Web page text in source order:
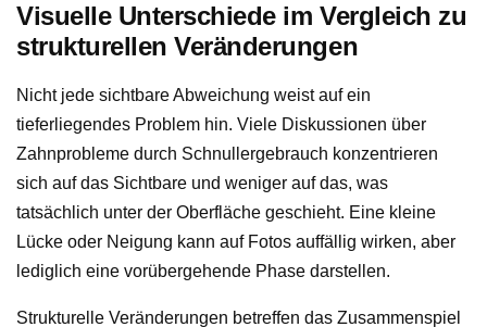
Visuelle Unterschiede im Vergleich zu
strukturellen Veränderungen
Nicht jede sichtbare Abweichung weist auf ein
tieferliegendes Problem hin. Viele Diskussionen über
Zahnprobleme durch Schnullergebrauch konzentrieren
sich auf das Sichtbare und weniger auf das, was
tatsächlich unter der Oberfläche geschieht. Eine kleine
Lücke oder Neigung kann auf Fotos auffällig wirken, aber
lediglich eine vorübergehende Phase darstellen.
Strukturelle Veränderungen betreffen das Zusammenspiel